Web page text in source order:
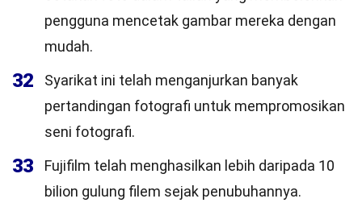
pengguna mencetak gambar mereka dengan
mudah.
32
Syarikat ini telah menganjurkan banyak
pertandingan fotografi untuk mempromosikan
seni fotografi.
33
Fujifilm telah menghasilkan lebih daripada 10
bilion gulung filem sejak penubuhannya.